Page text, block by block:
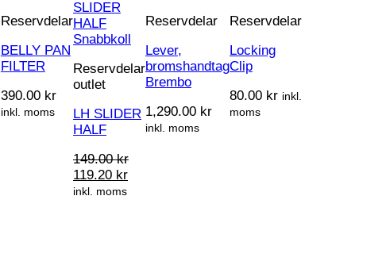
Reservdelar
BELLY PAN
FILTER
390.00 kr
inkl. moms
Snabbkoll
Reservdelar
outlet
LH SLIDER
HALF
149.00kr
Det
ursprungliga
119.20 krDet
nuvarande
inkl. moms
Reservdelar
Lever,
bromshandtag
Brembo
1,290.00 kr
inkl. moms
Reservdelar
Locking
Clip
80.00 kr inkl.
moms